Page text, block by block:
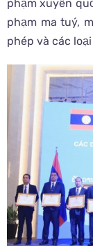
phạm xuyên
phạm ma tuý,
phép và các